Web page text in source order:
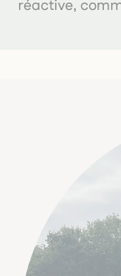
réactive,